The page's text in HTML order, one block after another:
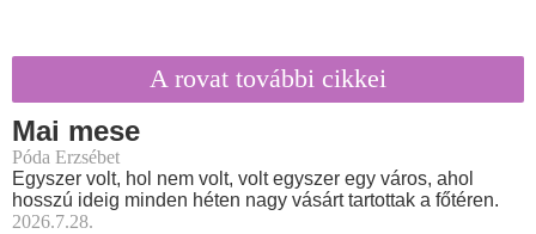
A rovat további cikkei
Mai mese
Póda Erzsébet
Egyszer volt, hol nem volt, volt egyszer egy város, ahol
hosszú ideig minden héten nagy vásárt tartottak a főtéren.
2026.7.28.